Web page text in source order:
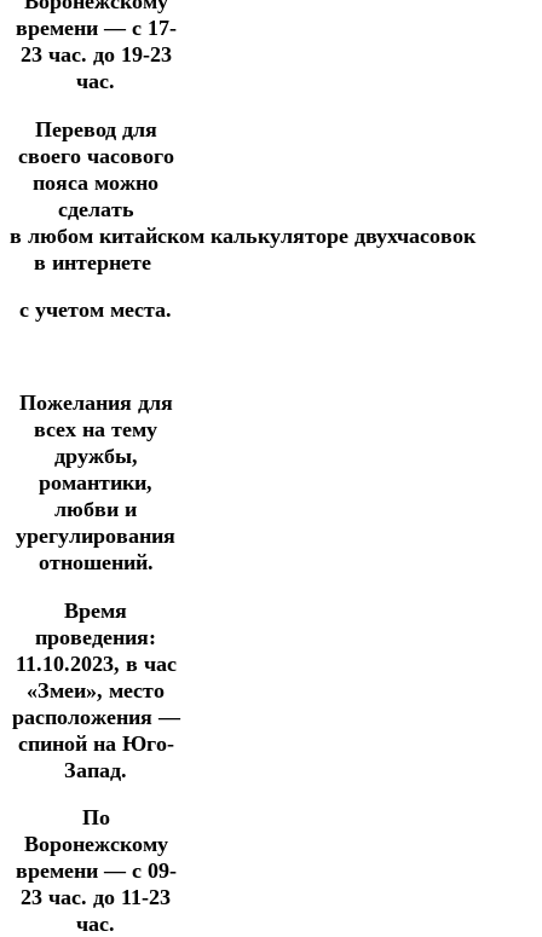
времени — с 17-
23 час. до 19-23
час.
Перевод для
своего часового
пояса можно
сделать
в любом китайском калькуляторе двухчасовок
в интернете
с учетом места.
Пожелания для
всех на тему
дружбы,
романтики,
любви и
урегулирования
отношений.
Время
проведения:
11.10.2023, в час
«Змеи», место
расположения —
спиной на Юго-
Запад.
По
Воронежскому
времени — с 09-
23 час. до 11-23
час.